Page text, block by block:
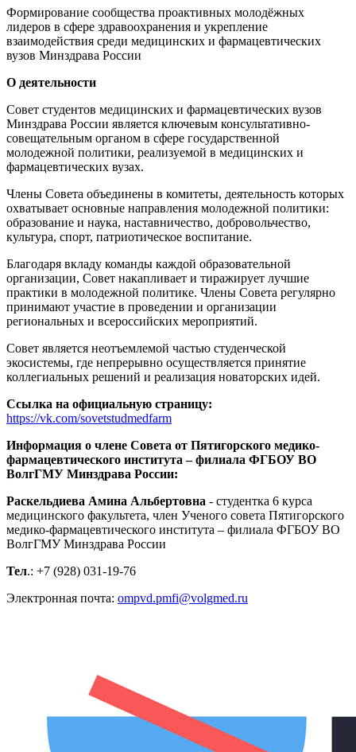
Формирование сообщества проактивных молодёжных
лидеров в сфере здравоохранения и укрепление
взаимодействия среди медицинских и фармацевтических
вузов Минздрава России
О деятельности
Совет студентов медицинских и фармацевтических вузов
Минздрава России является ключевым консультативно-
совещательным органом в сфере государственной
молодежной политики, реализуемой в медицинских и
фармацевтических вузах.
Члены Совета объединены в комитеты, деятельность которых
охватывает основные направления молодежной политики:
образование и наука, наставничество, добровольчество,
культура, спорт, патриотическое воспитание.
Благодаря вкладу команды каждой образовательной
организации, Совет накапливает и тиражирует лучшие
практики в молодежной политике. Члены Совета регулярно
принимают участие в проведении и организации
региональных и всероссийских мероприятий.
Совет является неотъемлемой частью студенческой
экосистемы, где непрерывно осуществляется принятие
коллегиальных решений и реализация новаторских идей.
Ссылка на официальную страницу:
https://vk.com/sovetstudmedfarm
Информация о члене Совета от Пятигорского медико-
фармацевтического института – филиала ФГБОУ ВО
ВолгГМУ Минздрава России:
Раскельдиева Амина Альбертовна - студентка 6 курса
медицинского факультета, член Ученого совета Пятигорского
медико-фармацевтического института – филиала ФГБОУ ВО
ВолгГМУ Минздрава России
Тел.: +7 (928) 031-19-76
Электронная почта: ompvd.pmfi@volgmed.ru